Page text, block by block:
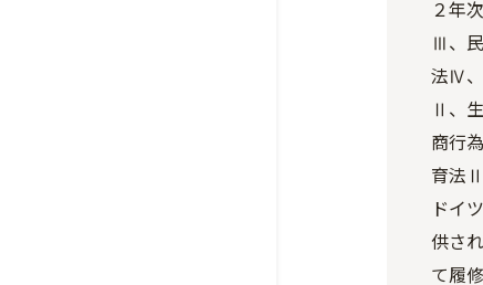
２年
Ⅲ、
法Ⅳ
Ⅱ、
商行
育法
ドイ
供さ
て履